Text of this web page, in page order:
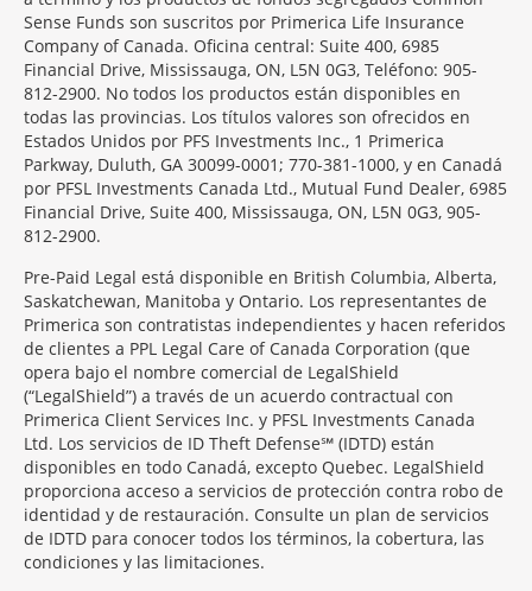
Sense Funds son suscritos por Primerica Life Insurance
Company of Canada. Oficina central: Suite 400, 6985
Financial Drive, Mississauga, ON, L5N 0G3, Teléfono: 905-
812-2900. No todos los productos están disponibles en
todas las provincias. Los títulos valores son ofrecidos en
Estados Unidos por PFS Investments Inc., 1 Primerica
Parkway, Duluth, GA 30099-0001; 770-381-1000, y en Canadá
por PFSL Investments Canada Ltd., Mutual Fund Dealer, 6985
Financial Drive, Suite 400, Mississauga, ON, L5N 0G3, 905-
812-2900.
Pre-Paid Legal está disponible en British Columbia, Alberta,
Saskatchewan, Manitoba y Ontario. Los representantes de
Primerica son contratistas independientes y hacen referidos
de clientes a PPL Legal Care of Canada Corporation (que
opera bajo el nombre comercial de LegalShield
(“LegalShield”) a través de un acuerdo contractual con
Primerica Client Services Inc. y PFSL Investments Canada
Ltd. Los servicios de ID Theft Defense℠ (IDTD) están
disponibles en todo Canadá, excepto Quebec. LegalShield
proporciona acceso a servicios de protección contra robo de
identidad y de restauración. Consulte un plan de servicios
de IDTD para conocer todos los términos, la cobertura, las
condiciones y las limitaciones.